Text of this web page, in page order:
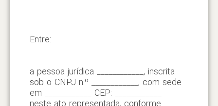
Entre:
a pessoa jurídica ____________, inscrita
sob o CNPJ n.º ____________, com sede
em ____________ CEP: ____________
neste ato representada, conforme